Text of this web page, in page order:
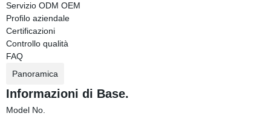
Servizio ODM OEM
Profilo aziendale
Certificazioni
Controllo qualità
FAQ
Panoramica
Informazioni di Base.
Model No.